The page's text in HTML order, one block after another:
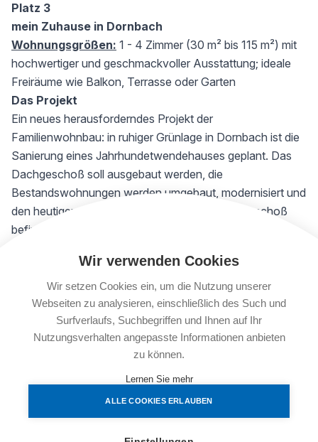
Wir verwenden Cookies
Wir setzen Cookies ein, um die Nutzung unserer
Webseiten zu analysieren, einschließlich des Such und
Surfverlaufs, Suchbegriffen und Ihnen auf Ihr
Nutzungsverhalten angepasste Informationen anbieten
zu können.
Lernen Sie mehr
ALLE COOKIES ERLAUBEN
Platz 3
mein Zuhause in Dornbach
Wohnungsgrößen: 1 - 4 Zimmer (30 m² bis 115 m²) mit
hochwertiger und geschmackvoller Ausstattung; ideale
Freiräume wie Balkon, Terrasse oder Garten
Das Projekt
Ein neues herausforderndes Projekt der
Familienwohnbau: in ruhiger Grünlage in Dornbach ist die
Sanierung eines Jahrhundetwendehauses geplant. Das
Dachgeschoß soll ausgebaut werden, die
Bestandswohnungen werden umgebaut, modernisiert und
den heutigen Bedürfnissen angepasst. Im Erdgeschoß
befindet sich eine große Lokalfläche für Gastronomie.
sanierteBestands-Wohnungen in Größen von 30 m²
bis 94 m² mit 1 bis 3 Zimmern, teilweise mit lauschigem
Balkon in den Innenhof werden dem heutigen Standard
entsprechend hergestellt; außerdem entstehen durch den
Ausbau des Dachgeschoßes weitere 6 neue Wohnungen
mit 3 oder 4 Zimmern von 74 m² bis 140 m² wovon 3
Maisonett-Wohnungen errichtet werden.
Das Gebäude wird thermisch saniert, ein alternatives